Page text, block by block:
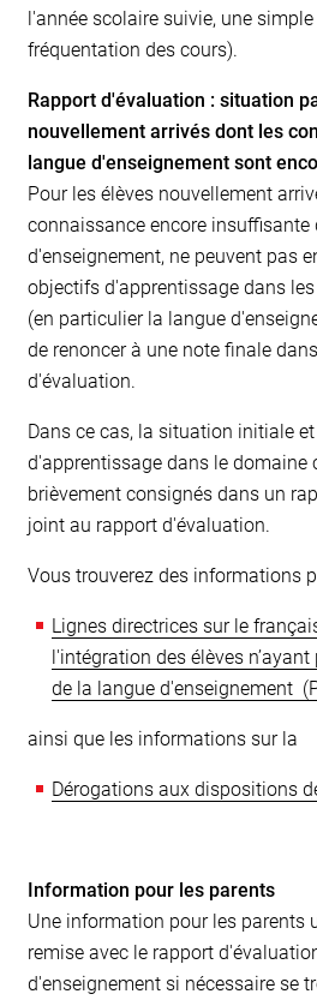
l'année scolaire suivie, une
fréquentation des cours).
Rapport d'évaluation : situation
nouvellement arrivés dont les
langue d'enseignement sont
Pour les élèves nouvellement
connaissance encore insuffisante
d'enseignement, ne peuvent pas
objectifs d'apprentissage dans
(en particulier la langue
de renoncer à une note finale
d'évaluation.
Dans ce cas, la situation initiale
d'apprentissage dans le domaine
brièvement consignés dans un
joint au rapport d'évaluation.
Vous trouverez des informations
Lignes directrices sur le
l'intégration des élèves
de la langue d'enseignement
ainsi que les informations sur la
Dérogations aux dispositions
Information pour les parents
Une information pour les parents
remise avec le rapport
d'enseignement si nécessaire se